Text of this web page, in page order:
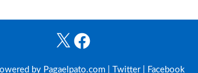
X Facebook
by Pagaelpato.com | Twitter| Facebook